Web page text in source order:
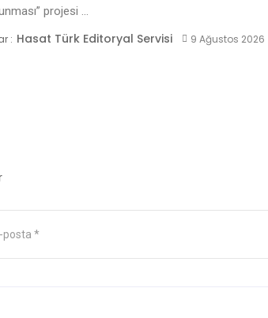
projesi ...
: Hasat Türk Editoryal Servisi 9 Ağustos 2026